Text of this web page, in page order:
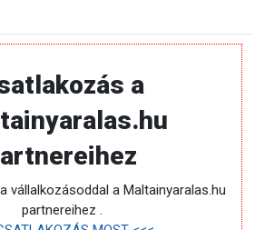
a
vállalkozásoddal a Maltainyaralas.hu
partnereihez .